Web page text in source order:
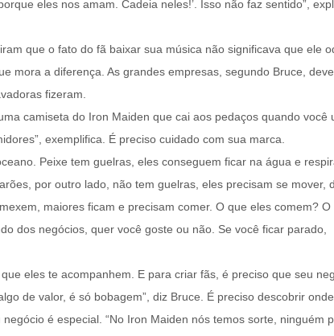
eles nos amam. Cadeia neles!’. Isso não faz sentido”,
que o fato do fã baixar sua música não significava que ele
mora a diferença. As grandes empresas, segundo Bruce,
fizeram.
camiseta do Iron Maiden que cai aos pedaços quando você
exemplifica. É preciso cuidado com sua marca.
Peixe tem guelras, eles conseguem ficar na água e
por outro lado, não tem guelras, eles precisam se mover,
maiores ficam e precisam comer. O que eles comem? O
dos negócios, quer você goste ou não. Se você ficar parado,
eles te acompanhem. E para criar fãs, é preciso que seu
de valor, é só bobagem”, diz Bruce. É preciso descobrir
é especial. “No Iron Maiden nós temos sorte, ninguém